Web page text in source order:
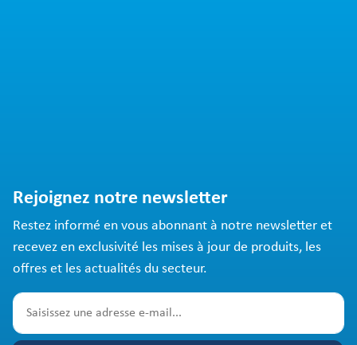
Rejoignez notre newsletter
Restez informé en vous abonnant à notre newsletter et
recevez en exclusivité les mises à jour de produits, les
offres et les actualités du secteur.